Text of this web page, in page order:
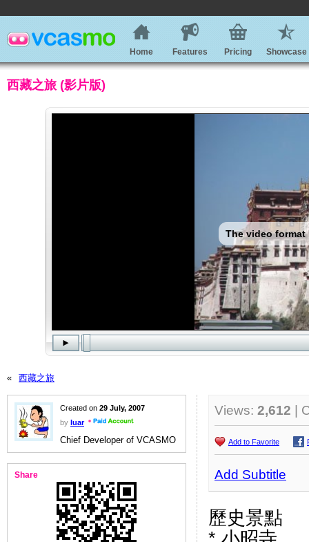
Home Features Pricing Showcase
西藏之旅 (影片版)
« 西藏之旅
Created on 29 July, 2007
by luar
Chief Developer of VCASMO
Share
Views: 2,612 |
Add to Favorite
Add Subtitle
歷史景點